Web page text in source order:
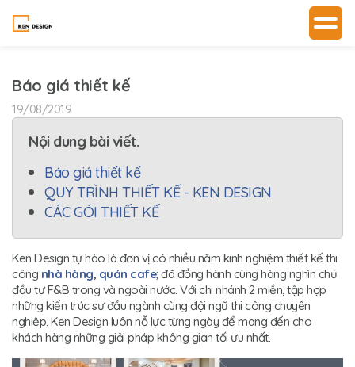
Báo giá thiết kế
19/08/2019
Nội dung bài viết.
Báo giá thiết kế
QUY TRÌNH THIẾT KẾ - KEN DESIGN
CÁC GÓI THIẾT KẾ
Ken Design tự hào là đơn vị có nhiều năm kinh nghiệm thiết kế thi
công nhà hàng, quán cafe; đã đồng hành cùng hàng nghìn chủ
đầu tư F&B trong và ngoài nước. Với chi nhánh 2 miền, tập hợp
những kiến trúc sư đầu ngành cùng đội ngũ thi công chuyên
nghiệp, Ken Design luôn nỗ lực từng ngày để mang đến cho
khách hàng những giải pháp không gian tối ưu nhất.